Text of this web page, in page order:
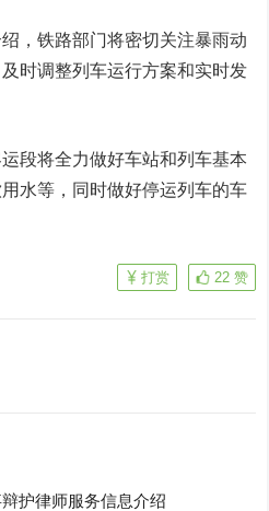
，铁路部门将密切关注暴雨动
时调整列车运行方案和实时发
段将全力做好车站和列车基本
水等，同时做好停运列车的车
22 赞
打赏
护律师服务信息介绍